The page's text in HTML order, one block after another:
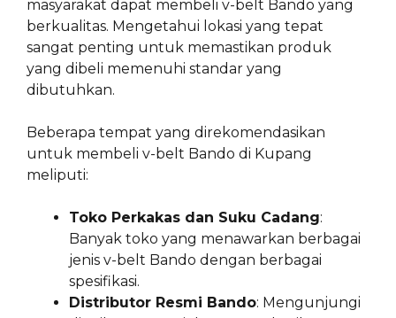
masyarakat dapat membeli v-belt Bando yang
berkualitas. Mengetahui lokasi yang tepat
sangat penting untuk memastikan produk
yang dibeli memenuhi standar yang
dibutuhkan.
Beberapa tempat yang direkomendasikan
untuk membeli v-belt Bando di Kupang
meliputi:
Toko Perkakas dan Suku Cadang:
Banyak toko yang menawarkan berbagai
jenis v-belt Bando dengan berbagai
spesifikasi.
Distributor Resmi Bando: Mengunjungi